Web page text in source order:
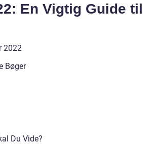
En Vigtig Guide til
2022
Bøger
Du Vide?